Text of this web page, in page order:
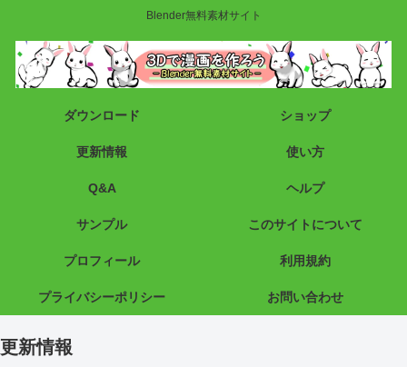
Blender無料素材サイト
ダウンロード ショップ
更新情報 使い方
Q&A ヘルプ
サンプル このサイトについて
プロフィール 利用規約
プライバシーポリシー お問い合わせ
更新情報